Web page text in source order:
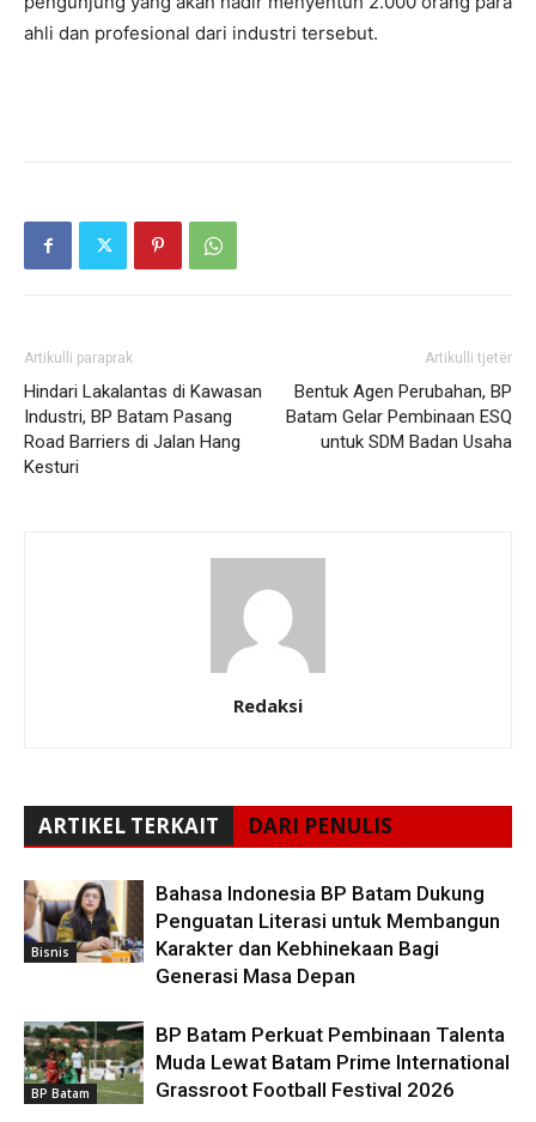
ahli dan profesional dari industri tersebut.
Artikulli paraprak
Hindari Lakalantas di Kawasan
Industri, BP Batam Pasang
Road Barriers di Jalan Hang
Kesturi
Artikulli tjetër
Bentuk Agen Perubahan, BP
Batam Gelar Pembinaan ESQ
untuk SDM Badan Usaha
Redaksi
ARTIKEL TERKAIT DARI PENULIS
Bisnis
Bahasa Indonesia BP Batam Dukung
Penguatan Literasi untuk Membangun
Karakter dan Kebhinekaan Bagi
Generasi Masa Depan
BP Batam
BP Batam Perkuat Pembinaan Talenta
Muda Lewat Batam Prime International
Grassroot Football Festival 2026